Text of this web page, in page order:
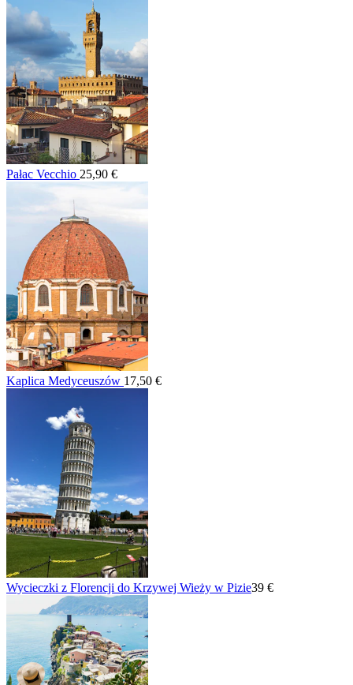
Pałac Vecchio 25,90 €
Kaplica Medyceuszów 17,50 €
Wycieczki z Florencji do Krzywej Wieży w Pizie39 €